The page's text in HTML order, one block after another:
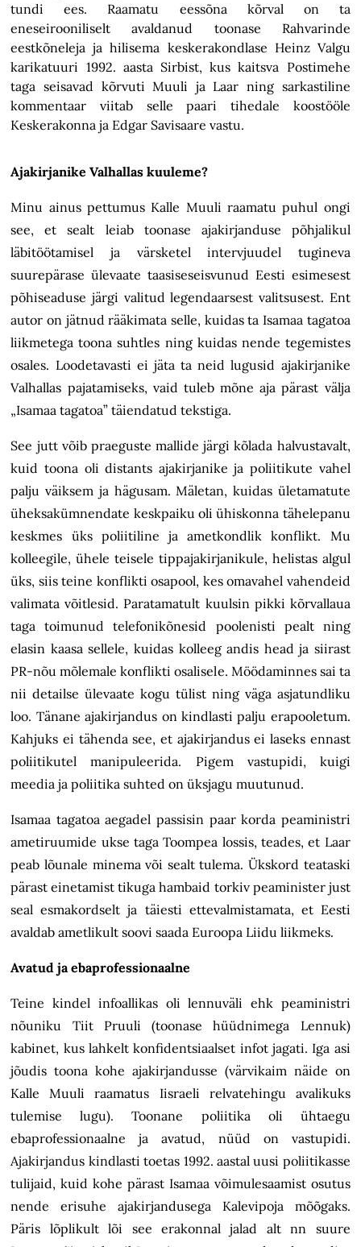
tundi ees. Raamatu eessõna kõrval on ta
eneseirooniliselt avaldanud toonase Rahvarinde
eestkõneleja ja hilisema keskerakondlase Heinz Valgu
karikatuuri 1992. aasta Sirbist, kus kaitsva Postimehe
taga seisavad kõrvuti Muuli ja Laar ning sarkastiline
kommentaar viitab selle paari tihedale koostööle
Keskerakonna ja Edgar Savisaare vastu.
Ajakirjanike Valhallas kuuleme?
Minu ainus pettumus Kalle Muuli raamatu puhul ongi
see, et sealt leiab toonase ajakirjanduse põhjalikul
läbitöötamisel ja värsketel intervjuudel tugineva
suurepärase ülevaate taasiseseisvunud Eesti esimesest
põhiseaduse järgi valitud legendaarsest valitsusest. Ent
autor on jätnud rääkimata selle, kuidas ta Isamaa tagatoa
liikmetega toona suhtles ning kuidas nende tegemistes
osales. Loodetavasti ei jäta ta neid lugusid ajakirjanike
Valhallas pajatamiseks, vaid tuleb mõne aja pärast välja
„Isamaa tagatoa” täiendatud tekstiga.
See jutt võib praeguste mallide järgi kõlada halvustavalt,
kuid toona oli distants ajakirjanike ja poliitikute vahel
palju väiksem ja hägusam. Mäletan, kuidas ületamatute
üheksakümnendate keskpaiku oli ühiskonna tähelepanu
keskmes üks poliitiline ja ametkondlik konflikt. Mu
kolleegile, ühele teisele tippajakirjanikule, helistas algul
üks, siis teine konflikti osapool, kes omavahel vahendeid
valimata võitlesid. Paratamatult kuulsin pikki kõrvallaua
taga toimunud telefonikõnesid poolenisti pealt ning
elasin kaasa sellele, kuidas kolleeg andis head ja siirast
PR-nõu mõlemale konflikti osalisele. Möödaminnes sai ta
nii detailse ülevaate kogu tülist ning väga asjatundliku
loo. Tänane ajakirjandus on kindlasti palju erapooletum.
Kahjuks ei tähenda see, et ajakirjandus ei laseks ennast
poliitikutel manipuleerida. Pigem vastupidi, kuigi
meedia ja poliitika suhted on üksjagu muutunud.
Isamaa tagatoa aegadel passisin paar korda peaministri
ametiruumide ukse taga Toompea lossis, teades, et Laar
peab lõunale minema või sealt tulema. Ükskord teataski
pärast einetamist tikuga hambaid torkiv peaminister just
seal esmakordselt ja täiesti ettevalmistamata, et Eesti
avaldab ametlikult soovi saada Euroopa Liidu liikmeks.
Avatud ja ebaprofessionaalne
Teine kindel infoallikas oli lennuväli ehk peaministri
nõuniku Tiit Pruuli (toonase hüüdnimega Lennuk)
kabinet, kus lahkelt konfidentsiaalset infot jagati. Iga asi
jõudis toona kohe ajakirjandusse (värvikaim näide on
Kalle Muuli raamatus Iisraeli relvatehingu avalikuks
tulemise lugu). Toonane poliitika oli ühtaegu
ebaprofessionaalne ja avatud, nüüd on vastupidi.
Ajakirjandus kindlasti toetas 1992. aastal uusi poliitikasse
tulijaid, kuid kohe pärast Isamaa võimulesaamist osutus
nende erisuhe ajakirjandusega Kalevipoja mõõgaks.
Päris lõplikult lõi see erakonnal jalad alt nn suure